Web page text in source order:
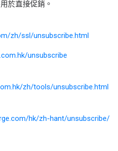
於直接促銷。
zh/ssl/unsubscribe.html
unsubscribe
zh/tools/unsubscribe.html
hk/zh-hant/unsubscribe/